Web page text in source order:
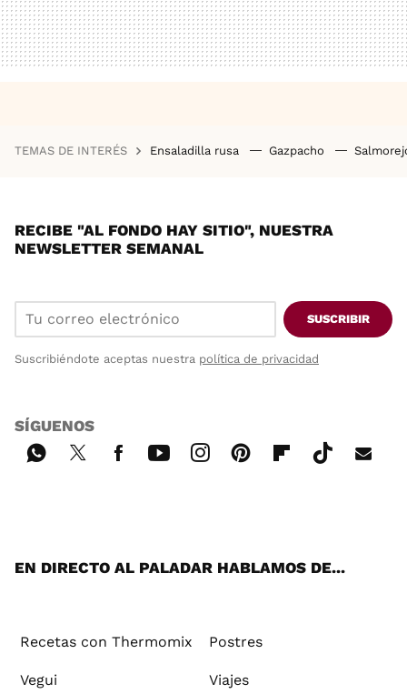
TEMAS DE INTERÉS Ensaladilla rusa Gazpacho
RECIBE "AL FONDO HAY SITIO", NUESTRA
NEWSLETTER SEMANAL
SUSCRIBIR
Suscribiéndote aceptas nuestra política de privacidad
SÍGUENOS
EN DIRECTO AL PALADAR HABLAMOS DE...
Recetas con Thermomix Postres
Vegui Viajes